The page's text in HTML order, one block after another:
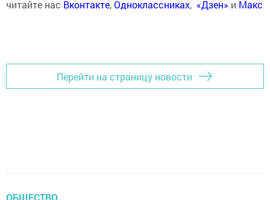
читайте нас Вконтакте,Одноклассниках, «Дзен» и Макс
Перейти на страницу новости
ОБЩЕСТВО